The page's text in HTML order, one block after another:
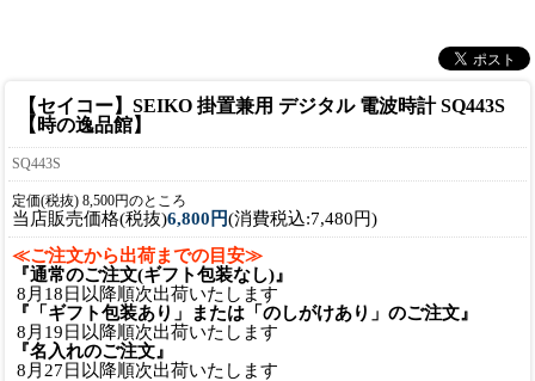
【セイコー】SEIKO 掛置兼用 デジタル 電波時計 SQ443S
【時の逸品館】
SQ443S
定価(税抜) 8,500円のところ
当店販売価格(税抜)6,800円(消費税込:7,480円)
≪ご注文から出荷までの目安≫
『通常のご注文(ギフト包装なし)』
8月18日以降順次出荷いたします
『「ギフト包装あり」または「のしがけあり」のご注文』
8月19日以降順次出荷いたします
『名入れのご注文』
8月27日以降順次出荷いたします